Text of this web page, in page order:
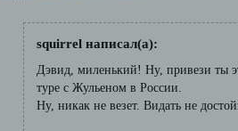
squirrel написал(а):
Дэвид, миленький! Ну, привези ты
туре с Жульеном в России.
Ну, никак не везет. Видать не